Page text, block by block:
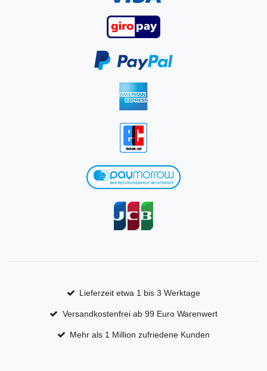
Lieferzeit etwa 1 bis 3 Werktage
Versandkostenfrei ab 99 Euro Warenwert
Mehr als 1 Million zufriedene Kunden